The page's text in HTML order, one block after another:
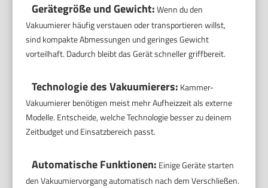
Gerätegröße und Gewicht:Wenn du den
Vakuumierer häufig verstauen oder transportieren willst,
sind kompakte Abmessungen und geringes Gewicht
vorteilhaft. Dadurch bleibt das Gerät schneller griffbereit.
Technologie des Vakuumierers: Kammer-
Vakuumierer benötigen meist mehr Aufheizzeit als externe
Modelle. Entscheide, welche Technologie besser zu deinem
Zeitbudget und Einsatzbereich passt.
Automatische Funktionen: Einige Geräte starten
den Vakuumiervorgang automatisch nach dem Verschließen.